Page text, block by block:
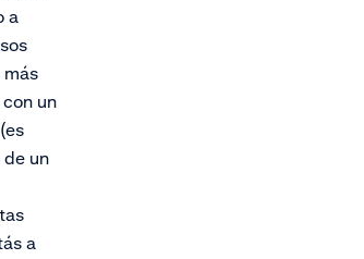
a
más
un
un
a